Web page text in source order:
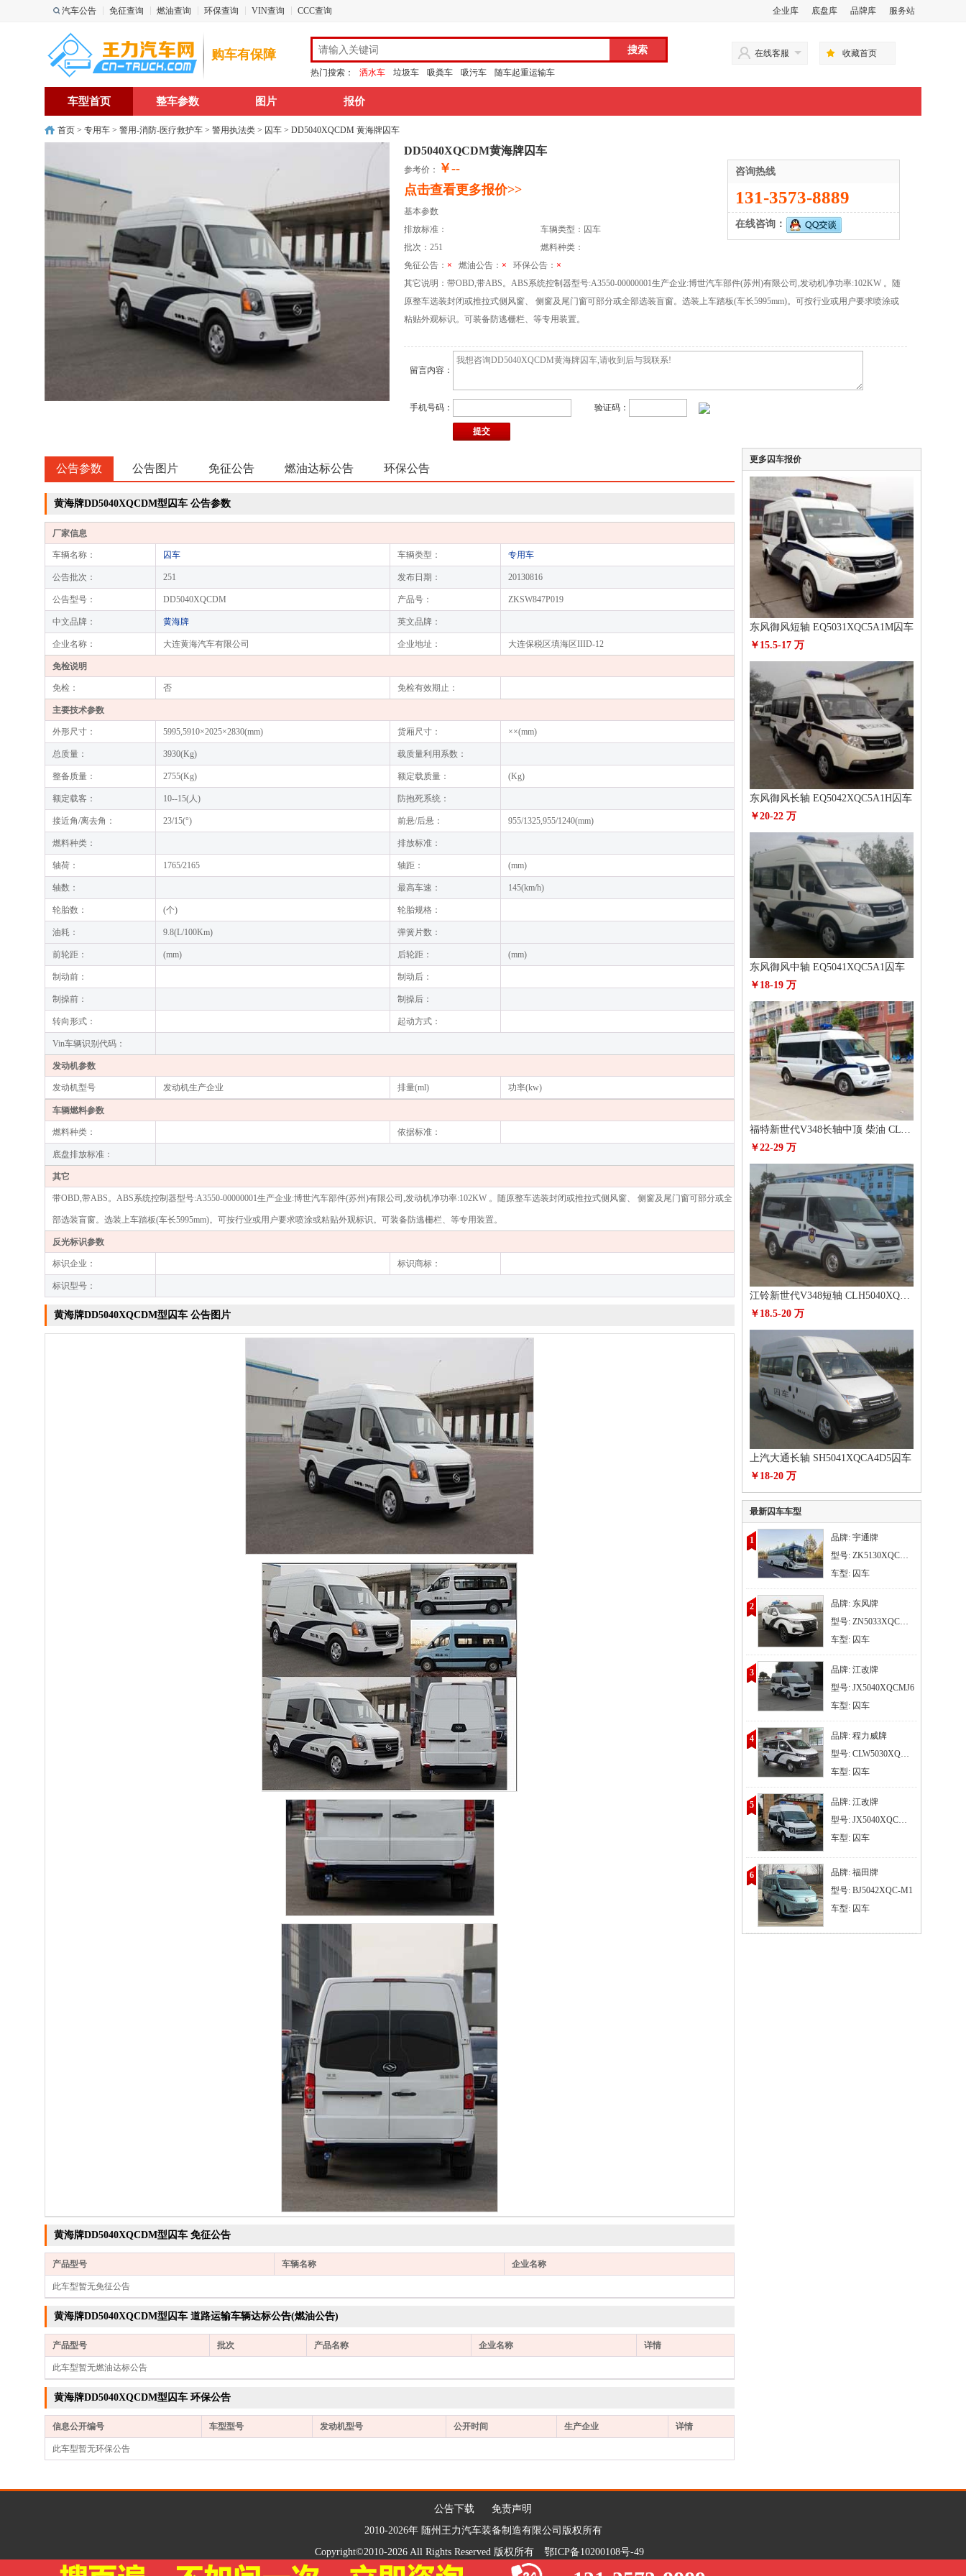
汽车公告 免征查询 燃油查询 环保查询 VIN查询 CCC查询 企业库 底盘库 品牌库 服务站
购车有保障
热门搜索： 洒水车 垃圾车 吸粪车 吸污车 随车起重运输车
在线客服 收藏首页
车型首页 整车参数 图片 报价
首页 > 专用车 > 警用-消防-医疗救护车 > 警用执法类 > 囚车 > DD5040XQCDM 黄海牌囚车
DD5040XQCDM黄海牌囚车
参考价：
￥--
点击查看更多报价>>
基本参数
排放标准：
车辆类型：囚车
批次：251
燃料种类：
免征公告： × 燃油公告： × 环保公告： ×
其它说明：带OBD,带ABS。ABS系统控制器型号:A3550-00000001生产企业:博世汽车部件(苏州)有限公司,发动机净功率:102KW 。随
原整车选装封闭或推拉式侧风窗、 侧窗及尾门窗可部分或全部选装盲窗。选装上车踏板(车长5995mm)。可按行业或用户要求喷涂或
粘贴外观标识。可装备防逃栅栏、等专用装置。
咨询热线
131-3573-8889
在线咨询：
留言内容：
手机号码： 验证码：
公告参数 公告图片 免征公告 燃油达标公告 环保公告
黄海牌DD5040XQCDM型囚车 公告参数
厂家信息
车辆名称： 囚车 车辆类型： 专用车
公告批次： 251 发布日期： 20130816
公告型号： DD5040XQCDM 产品号： ZKSW847P019
中文品牌： 黄海牌 英文品牌：
企业名称： 大连黄海汽车有限公司 企业地址： 大连保税区填海区IIID-12
免检说明
免检： 否 免检有效期止：
主要技术参数
外形尺寸： 5995,5910×2025×2830(mm) 货厢尺寸： ××(mm)
总质量： 3930(Kg) 载质量利用系数：
整备质量： 2755(Kg) 额定载质量： (Kg)
额定载客： 10--15(人) 防抱死系统：
接近角/离去角： 23/15(°) 前悬/后悬： 955/1325,955/1240(mm)
燃料种类： 排放标准：
轴荷： 1765/2165 轴距： (mm)
轴数： 最高车速： 145(km/h)
轮胎数： (个) 轮胎规格：
油耗： 9.8(L/100Km) 弹簧片数：
前轮距： (mm) 后轮距： (mm)
制动前： 制动后：
制操前： 制操后：
转向形式： 起动方式：
Vin车辆识别代码：
发动机参数
发动机型号 发动机生产企业 排量(ml) 功率(kw)
车辆燃料参数
燃料种类： 依据标准：
底盘排放标准：
其它
带OBD,带ABS。ABS系统控制器型号:A3550-00000001生产企业:博世汽车部件(苏州)有限公司,发动机净功率:102KW 。随原整车选装封闭或推拉式侧风窗、 侧窗及尾门窗可部分或全
部选装盲窗。选装上车踏板(车长5995mm)。可按行业或用户要求喷涂或粘贴外观标识。可装备防逃栅栏、等专用装置。
反光标识参数
标识企业： 标识商标：
标识型号：
黄海牌DD5040XQCDM型囚车 公告图片
黄海牌DD5040XQCDM型囚车 免征公告
产品型号 车辆名称 企业名称
此车型暂无免征公告
黄海牌DD5040XQCDM型囚车 道路运输车辆达标公告(燃油公告)
产品型号 批次 产品名称 企业名称 详情
此车型暂无燃油达标公告
黄海牌DD5040XQCDM型囚车 环保公告
信息公开编号 车型型号 发动机型号 公开时间 生产企业 详情
此车型暂无环保公告
更多囚车报价
东风御风短轴 EQ5031XQC5A1M囚车
￥15.5-17 万
东风御风长轴 EQ5042XQC5A1H囚车
￥20-22 万
东风御风中轴 EQ5041XQC5A1囚车
￥18-19 万
￥22-29 万
￥18.5-20 万
上汽大通长轴 SH5041XQCA4D5囚车
￥18-20 万
最新囚车车型
1
品牌: 宇通牌
型号: ZK5130XQCD61
车型: 囚车
2
品牌: 东风牌
型号: ZN5033XQCH5B6A
车型: 囚车
3
品牌: 江改牌
型号: JX5040XQCMJ6
车型: 囚车
4
品牌: 程力威牌
型号: CLW5030XQCAJZ
车型: 囚车
5
品牌: 江改牌
型号: JX5040XQCMMJ6
车型: 囚车
6
品牌: 福田牌
型号: BJ5042XQC-M1
车型: 囚车
公告下载
免责声明
2010-2026年 随州王力汽车装备制造有限公司版权所有
Copyright©2010-2026 All Rights Reserved 版权所有
鄂ICP备10200108号-49